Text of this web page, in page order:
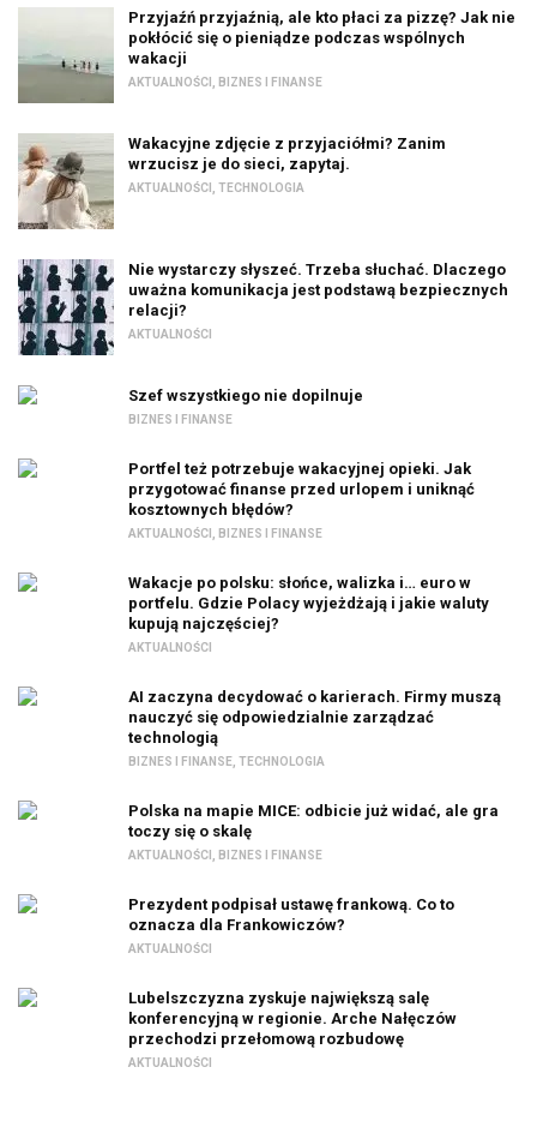
Przyjaźń przyjaźnią, ale kto płaci za pizzę? Jak nie
pokłócić się o pieniądze podczas wspólnych
wakacji
AKTUALNOŚCI BIZNES I FINANSE
Wakacyjne zdjęcie z przyjaciółmi? Zanim
wrzucisz je do sieci, zapytaj.
AKTUALNOŚCI TECHNOLOGIA
Nie wystarczy słyszeć. Trzeba słuchać. Dlaczego
uważna komunikacja jest podstawą bezpiecznych
relacji?
AKTUALNOŚCI
Szef wszystkiego nie dopilnuje
BIZNES I FINANSE
Portfel też potrzebuje wakacyjnej opieki. Jak
przygotować finanse przed urlopem i uniknąć
kosztownych błędów?
AKTUALNOŚCI BIZNES I FINANSE
Wakacje po polsku: słońce, walizka i… euro w
portfelu. Gdzie Polacy wyjeżdżają i jakie waluty
kupują najczęściej?
AKTUALNOŚCI
AI zaczyna decydować o karierach. Firmy muszą
nauczyć się odpowiedzialnie zarządzać
technologią
BIZNES I FINANSE TECHNOLOGIA
Polska na mapie MICE: odbicie już widać, ale gra
toczy się o skalę
AKTUALNOŚCI BIZNES I FINANSE
Prezydent podpisał ustawę frankową. Co to
oznacza dla Frankowiczów?
AKTUALNOŚCI
Lubelszczyzna zyskuje największą salę
konferencyjną w regionie. Arche Nałęczów
przechodzi przełomową rozbudowę
AKTUALNOŚCI